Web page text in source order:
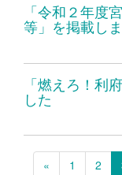
「令和２年度
等」を掲載し
「燃えろ！利
した
« 1 2